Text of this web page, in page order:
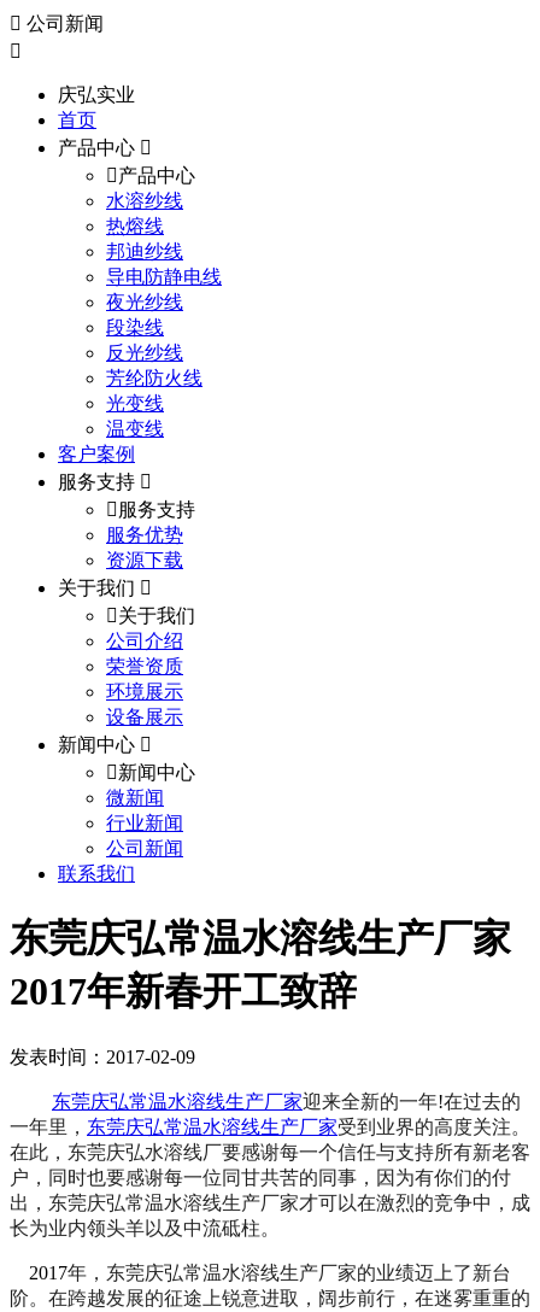
公司新闻
庆弘实业
首页
产品中心
产品中心
水溶纱线
热熔线
邦迪纱线
导电防静电线
夜光纱线
段染线
反光纱线
芳纶防火线
光变线
温变线
客户案例
服务支持
服务支持
服务优势
资源下载
关于我们
关于我们
公司介绍
荣誉资质
环境展示
设备展示
新闻中心
新闻中心
微新闻
行业新闻
公司新闻
联系我们
东莞庆弘常温水溶线生产厂家
2017年新春开工致辞
发表时间：2017-02-09
东莞庆弘常温水溶线生产厂家迎来全新的一年!在过去的
一年里， 东莞庆弘常温水溶线生产厂家受到业界的高度关注。
在此，东莞庆弘水溶线厂要感谢每一个信任与支持所有新老客
户，同时也要感谢每一位同甘共苦的同事，因为有你们的付
出，东莞庆弘常温水溶线生产厂家才可以在激烈的竞争中，成
长为业内领头羊以及中流砥柱。
2017年，东莞庆弘常温水溶线生产厂家的业绩迈上了新台
阶。在跨越发展的征途上锐意进取，阔步前行，在迷雾重重的